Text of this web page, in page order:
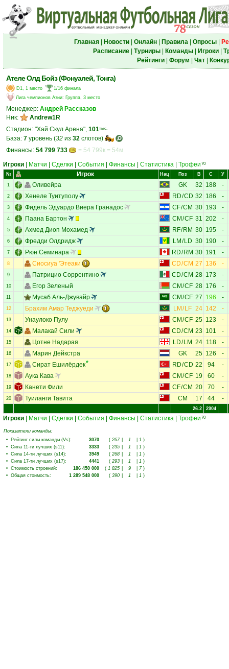
Главная| Новости| Онлайн| Правила| Опросы|
Расписание| Турниры| Команды| Игроки|
Рейтинги| Форум Чат|
Ателе Олд Бойз (Фонуалей, Тонга)
D1, 1 место
1/16 финала
Лига чемпионов Азии: Группа, 3 место
Менеджер: Андрей Рассказов
Ник:
Andrew1R
Стадион: "Хай Скул Арена", 101тыс.
База: 7 уровень (32 из 32 слотов)
Финансы: 54 799 733
= 54 799к = 54м
Игроки
Матчи Сделки События Финансы Статистика Трофеи 70
№ Игрок Нац Поз В С У
1 Оливейра GK 32 188 -
2 Хенеле Туитуполу RD/CD 32 186 -
3 Фидель Эдуардо Виера Гранадос CF/CM 30 193 -
4 Паана Бартон CM /CF 31 202 -
5 Ахмед Диоп Мохамед RF/ RM 30 195 -
6 Фредди Олдридж LM / LD 30 190 -
7 Рюн Семинара RD/ RM 30 191 -
8 Сиосиуа 'Этеаки CD/CM 27 136 -
9 Патрицио Соррентино CD/CM 28 173 -
10 Егор Зеленый CM /CF 28 176 -
11 Мусаб Аль-Джувайр CM /CF 27 196 -
12 Брахим Амар Теджуеди LM / LF 24 142 -
13 Унаулоко Пулу CM /CF 25 123 -
14 Малакай Сили CD/CM 23 101 -
15 Цотне Надарая LD/ LM 24 118 -
16 Марин Дейкстра GK 25 126 -
17 Сират Ешилёрдек RD/CD 22 94 -
18 Аука Кава CM /CF 19 60 -
19 Канети Фили CF/CM 20 70 -
20 Туиланги Тавита CM 17 44 -
26.2 2904
Игроки Матчи Сделки События Финансы Статистика Трофеи 70
Показатели команды:
• Рейтинг силы команды (Vs): 3070 ( 267 1 1 )
• Сила 11-ти лучших (s11): 3333 ( 235 1 1 )
• Сила 14-ти лучших (s14): 3949 ( 268 1 1 )
• Сила 17-ти лучших (s17): 4441 ( 293 1 1 )
• Стоимость строений: 186 450 000 ( 1 825 9 7 )
• Общая стоимость: 1 289 548 000 ( 390 1 1 )